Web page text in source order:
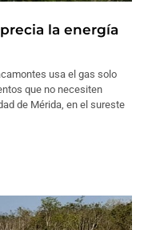
la energía
usa el gas solo
que no necesiten
de Mérida, en el sureste